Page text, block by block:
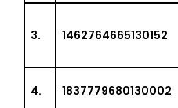
3. 1462764665130152
4. 1837779680130002